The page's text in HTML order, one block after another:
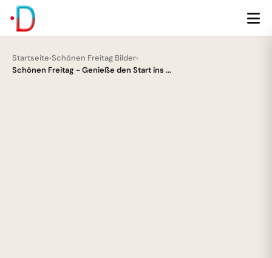
Startseite›Schönen Freitag Bilder›
Schönen Freitag - Genieße den Start ins ...